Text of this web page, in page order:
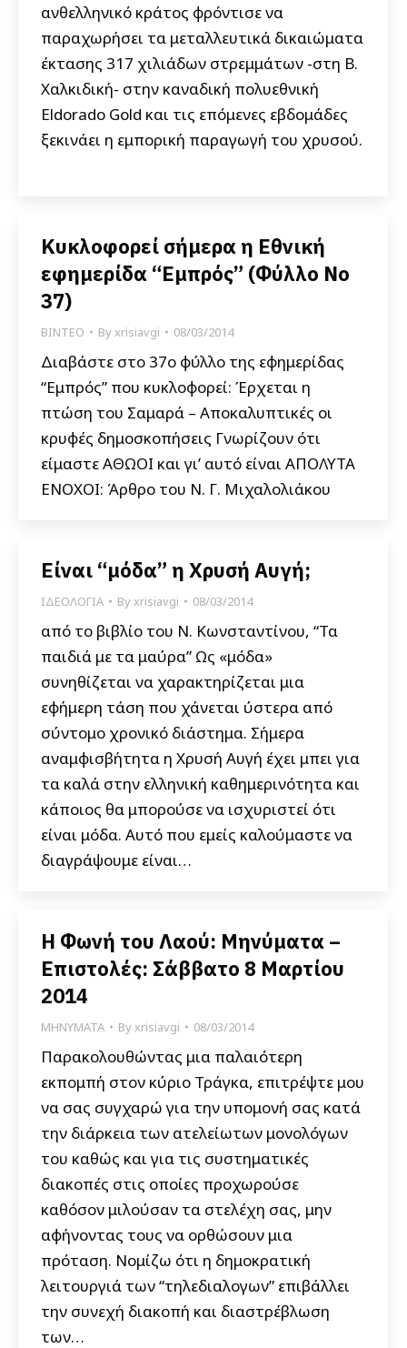
ανθελληνικό κράτος φρόντισε να
παραχωρήσει τα μεταλλευτικά δικαιώματα
έκτασης 317 χιλιάδων στρεμμάτων -στη Β.
Χαλκιδική- στην καναδική πολυεθνική
Eldorado Gold και τις επόμενες εβδομάδες
ξεκινάει η εμπορική παραγωγή του χρυσού.
Κυκλοφορεί σήμερα η Εθνική
εφημερίδα “Εμπρός” (Φύλλο Νο
37)
ΒΙΝΤΕΟ Byxrisiavgi 08/03/2014
Διαβάστε στο 37ο φύλλο της εφημερίδας
“Εμπρός” που κυκλοφορεί: Έρχεται η
πτώση του Σαμαρά – Αποκαλυπτικές οι
κρυφές δημοσκοπήσεις Γνωρίζουν ότι
είμαστε ΑΘΩΟΙ και γι’ αυτό είναι ΑΠΟΛΥΤΑ
ΕΝΟΧΟΙ: Άρθρο του Ν. Γ. Μιχαλολιάκου
Είναι “μόδα” η Χρυσή Αυγή;
ΙΔΕΟΛΟΓΙΑ Byxrisiavgi 08/03/2014
από το βιβλίο του Ν. Κωνσταντίνου, “Τα
παιδιά με τα μαύρα” Ως «μόδα»
συνηθίζεται να χαρακτηρίζεται μια
εφήμερη τάση που χάνεται ύστερα από
σύντομο χρονικό διάστημα. Σήμερα
αναμφισβήτητα η Χρυσή Αυγή έχει μπει για
τα καλά στην ελληνική καθημερινότητα και
κάποιος θα μπορούσε να ισχυριστεί ότι
είναι μόδα. Αυτό που εμείς καλούμαστε να
διαγράψουμε είναι…
Η Φωνή του Λαού: Μηνύματα –
Επιστολές: Σάββατο 8 Μαρτίου
2014
ΜΗΝΥΜΑΤΑ Byxrisiavgi 08/03/2014
Παρακολουθώντας μια παλαιότερη
εκπομπή στον κύριο Τράγκα, επιτρέψτε μου
να σας συγχαρώ για την υπομονή σας κατά
την διάρκεια των ατελείωτων μονολόγων
του καθώς και για τις συστηματικές
διακοπές στις οποίες προχωρούσε
καθόσον μιλούσαν τα στελέχη σας, μην
αφήνοντας τους να ορθώσουν μια
πρόταση. Νομίζω ότι η δημοκρατική
λειτουργιά των “τηλεδιαλογων” επιβάλλει
την συνεχή διακοπή και διαστρέβλωση
των…